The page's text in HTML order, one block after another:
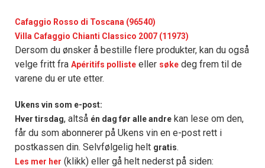
Cafaggio Rosso di Toscana (96540)
Villa Cafaggio Chianti Classico 2007 (11973)
Dersom du ønsker å bestille flere produkter, kan du også
velge fritt fra Apéritifs polliste eller søke deg frem til de
varene du er ute etter.
Ukens vin som e-post:
Hver tirsdag, altså én dag før alle andre kan lese om den,
får du som abonnerer på Ukens vin en e-post rett i
postkassen din. Selvfølgelig helt gratis.
Les mer her (klikk) eller gå helt nederst på siden: